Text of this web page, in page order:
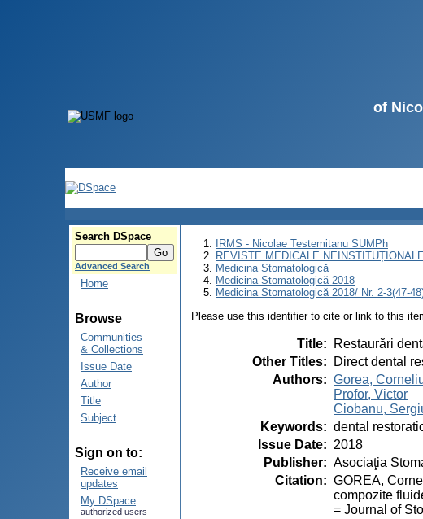
of
Search DSpace
Advanced Search
Home
Browse
Communities
& Collections
Issue Date
Author
Title
Subject
Sign on to:
Receive email
updates
My DSpace
authorized users
IRMS - Nicolae Testemitanu SUMPh
REVISTE MEDICALE NEINSTITUȚIONALE
Medicina Stomatologică
Medicina Stomatologică 2018
Medicina Stomatologică 2018/ Nr. 2-3(47-
Please use this identifier to cite or link to this
Title:
Restaurări
Other Titles:
Direct dental
Authors: Gorea,
Profor, Victor
Ciobanu,
Keywords: dental
Issue Date: 2018
Publisher: Asociaţia
Citation: GOREA,
compozite
= Journal of